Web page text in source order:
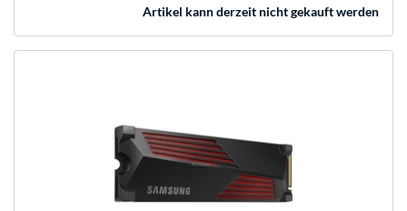
Artikel kann derzeit nicht gekauft werden